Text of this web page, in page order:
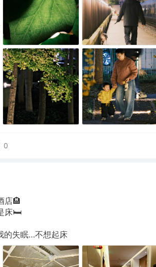
0
店🏨
床🛏️
的失眠…不想起床